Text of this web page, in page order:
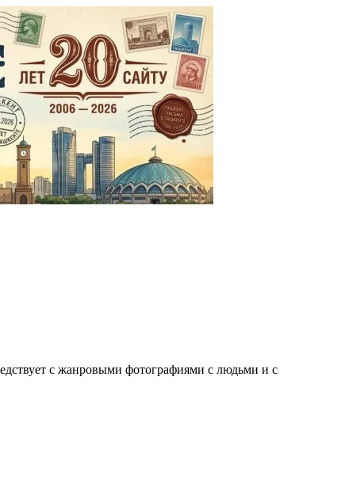
с жанровыми фотографиями с людьми и с